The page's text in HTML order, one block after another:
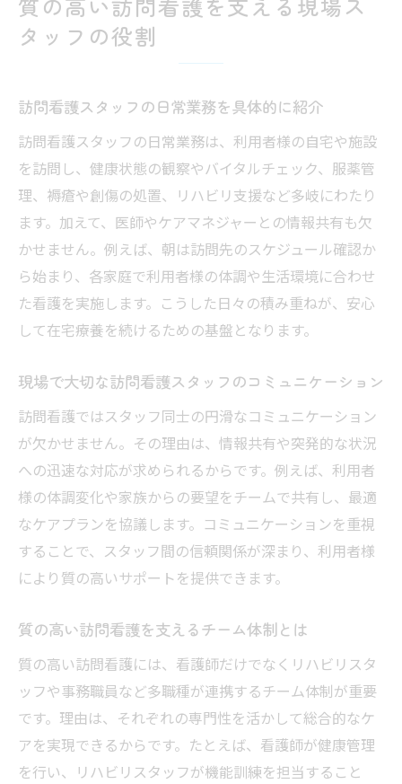
タッフの役割
訪問看護スタッフの日常業務を具体的に紹介
訪問看護スタッフの日常業務は、利用者様の自宅や施設
を訪問し、健康状態の観察やバイタルチェック、服薬管
理、褥瘡や創傷の処置、リハビリ支援など多岐にわたり
ます。加えて、医師やケアマネジャーとの情報共有も欠
かせません。例えば、朝は訪問先のスケジュール確認か
ら始まり、各家庭で利用者様の体調や生活環境に合わせ
た看護を実施します。こうした日々の積み重ねが、安心
して在宅療養を続けるための基盤となります。
現場で大切な訪問看護スタッフのコミュニケーション
訪問看護ではスタッフ同士の円滑なコミュニケーション
が欠かせません。その理由は、情報共有や突発的な状況
への迅速な対応が求められるからです。例えば、利用者
様の体調変化や家族からの要望をチームで共有し、最適
なケアプランを協議します。コミュニケーションを重視
することで、スタッフ間の信頼関係が深まり、利用者様
により質の高いサポートを提供できます。
質の高い訪問看護を支えるチーム体制とは
質の高い訪問看護には、看護師だけでなくリハビリスタ
ッフや事務職員など多職種が連携するチーム体制が重要
です。理由は、それぞれの専門性を活かして総合的なケ
アを実現できるからです。たとえば、看護師が健康管理
を行い、リハビリスタッフが機能訓練を担当すること